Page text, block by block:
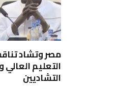
مصر وتشاد
التعليم
التشاديين